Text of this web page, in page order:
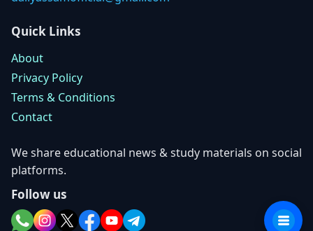
Quick Links
About
Privacy Policy
Terms & Conditions
Contact
We share educational news & study materials on social
platforms.
Follow us